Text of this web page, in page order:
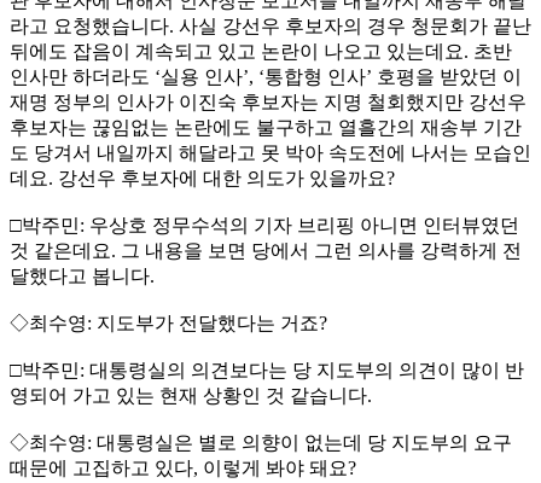
라고 요청했습니다. 사실 강선우 후보자의 경우 청문회가 끝난
뒤에도 잡음이 계속되고 있고 논란이 나오고 있는데요. 초반
인사만 하더라도 ‘실용 인사’, ‘통합형 인사’ 호평을 받았던 이
재명 정부의 인사가 이진숙 후보자는 지명 철회했지만 강선우
후보자는 끊임없는 논란에도 불구하고 열흘간의 재송부 기간
도 당겨서 내일까지 해달라고 못 박아 속도전에 나서는 모습인
데요. 강선우 후보자에 대한 의도가 있을까요?
□박주민: 우상호 정무수석의 기자 브리핑 아니면 인터뷰였던
것 같은데요. 그 내용을 보면 당에서 그런 의사를 강력하게 전
달했다고 봅니다.
◇최수영: 지도부가 전달했다는 거죠?
□박주민: 대통령실의 의견보다는 당 지도부의 의견이 많이 반
영되어 가고 있는 현재 상황인 것 같습니다.
◇최수영: 대통령실은 별로 의향이 없는데 당 지도부의 요구
때문에 고집하고 있다, 이렇게 봐야 돼요?